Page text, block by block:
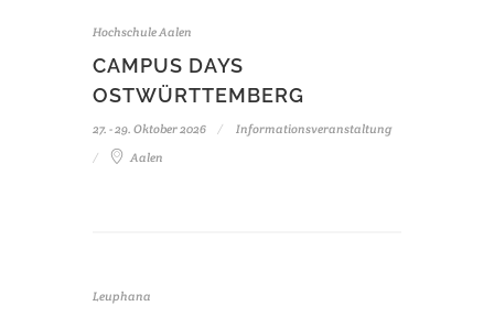
Hochschule Aalen
CAMPUS DAYS
OSTWÜRTTEMBERG
27. - 29. Oktober 2026
Informationsveranstaltung
Aalen
Leuphana